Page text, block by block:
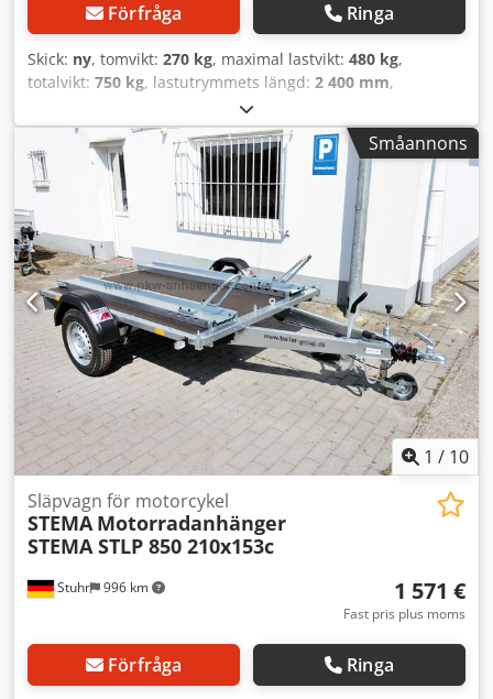
Förfråga Ringa
Skick: ny, tomvikt: 270 kg, maximal lastvikt: 480 kg,
totalvikt: 750 kg, lastutrymmets längd: 2 400 mm,
1 260 mm
mm, däcksstorlek:165/70R13, Sänkvagn med
kapellkonstruktion från släpstillverkaren VEZEKO, modell
HUSKY F08.25-HOBBY. Med ett sänkbart personbilssläp kan
motorcyklar lastas på enkelt. Med den standardmonterade
handhydrauliken höjer man plattformen; genom att öppna
ventilen på handpumpen sänks plattformen. På så sätt kan
små maskiner, gräsklippare, motorcykel, pallar, fyrhjuling
eller ATV enkelt köras upp för den minimala lutningen.
Dwodpfx Ahsq Npa Ns Rja Som standard är Senkomat
utrustad med handhydraulik, kapell och ställning,
surrningsöglor, stödhjul, stabil svetsad ram som är
helgalvaniserad genom varmförzinkning och en mycket
stabil rund dragstång. En sänkliftssläp finns både som
kapellsläp och som skåpsläp. Som tillbehör till släpet
erbjuder vi motorcykelstöd, motorcykelskena, kapell &
ställning, lämsats, motorcykelsurrningsremmar,
surrningsremmar, TÜV-intyg för 100 km/h samt stöldskydd.
Småannons
1 / 10
Stuhr 996 km
Släpvagn för motorcykel
STEMA Motorradanhänger
STEMA STLP 850 210x153c
1 571 €
Fast pris plus moms
Förfråga Ringa